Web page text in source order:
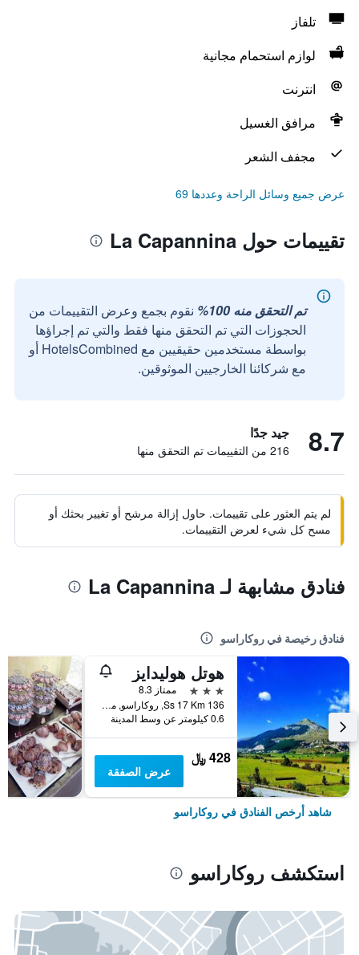
تلفاز
لوازم استحمام مجانية
انترنت
مرافق الغسيل
مجفف الشعر
عرض جميع وسائل الراحة وعددها 69
تقييمات حول La Capannina
تم التحقق منه 100%
نقوم بجمع وعرض التقييمات من
الحجوزات التي تم التحقق منها فقط والتي تم إجراؤها
بواسطة مستخدمين حقيقيين مع HotelsCombined أو
مع شركائنا الخارجيين الموثوقين.
8.7 جيد جدًا
216 من التقييمات تم التحقق منها
لم يتم العثور على تقييمات. حاول إزالة مرشح أو تغيير بحثك أو
مسح كل شيء لعرض التقييمات.
فنادق مشابهة لـ La Capannina
فنادق رخيصة في روكاراسو
هوتل هوليدايز
3 نجوم
ممتاز 8.3
Ss 17 Km 136, روكاراسو, مقاطعة لاكويلا, إيطاليا
0.6 كيلومتر عن وسط المدينة
428 ﷼
عرض الصفقة
شاهد أرخص الفنادق في روكاراسو
استكشف روكاراسو